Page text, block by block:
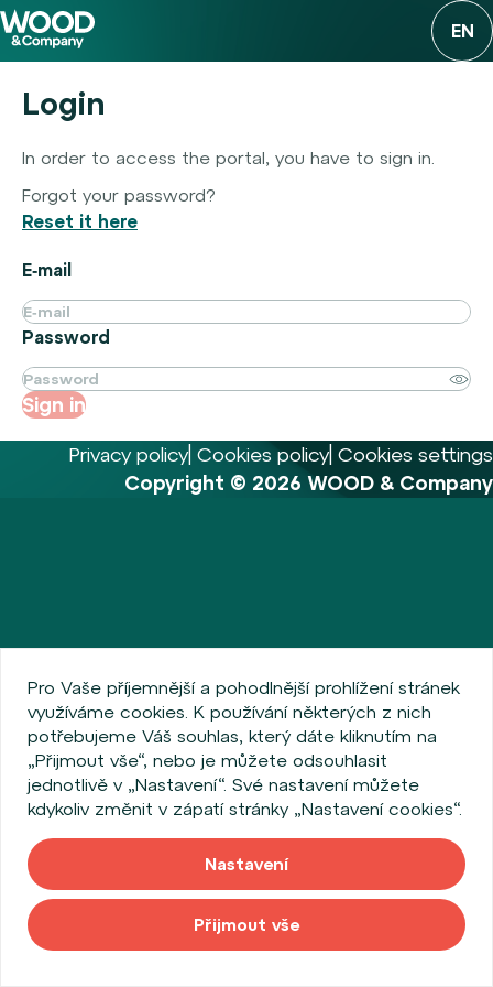
EN
Login
In order to access the portal, you have to sign in.
Forgot your password?
Reset it here
E‑mail
Password
Sign in
Privacy policy Cookies policy Cookies settings
Copyright © 2026 WOOD & Company
Pro Vaše příjemnější a pohodlnější prohlížení stránek
využíváme cookies. K používání některých z nich
potřebujeme Váš souhlas, který dáte kliknutím na
„Přijmout vše“, nebo je můžete odsouhlasit
jednotlivě v „Nastavení“. Své nastavení můžete
kdykoliv změnit v zápatí stránky „Nastavení cookies“.
Nastavení
Přijmout vše